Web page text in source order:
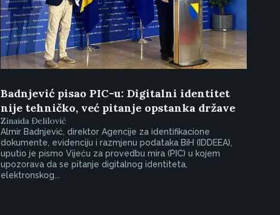
Badnjević pisao PIC-u: Digitalni identitet
nije tehničko, već pitanje opstanka države
Zinaida Đelilović
Almir Badnjević, direktor Agencije za identifikacione
dokumente, evidenciju i razmjenu podataka BiH (IDDEEA),
uputio je pismo Vijeću za provedbu mira (PIC) u kojem
upozorava da se pitanje digitalnog identiteta,
elektronskog...